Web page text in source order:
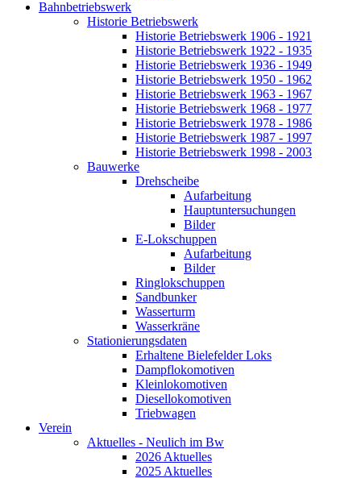
Bahnbetriebswerk
Historie Betriebswerk
Historie Betriebswerk 1906 - 1921
Historie Betriebswerk 1922 - 1935
Historie Betriebswerk 1936 - 1949
Historie Betriebswerk 1950 - 1962
Historie Betriebswerk 1963 - 1967
Historie Betriebswerk 1968 - 1977
Historie Betriebswerk 1978 - 1986
Historie Betriebswerk 1987 - 1997
Historie Betriebswerk 1998 - 2003
Bauwerke
Drehscheibe
Aufarbeitung
Hauptuntersuchungen
Bilder
E-Lokschuppen
Aufarbeitung
Bilder
Ringlokschuppen
Sandbunker
Wasserturm
Wasserkräne
Stationierungsdaten
Erhaltene Bielefelder Loks
Dampflokomotiven
Kleinlokomotiven
Diesellokomotiven
Triebwagen
Verein
Aktuelles - Neulich im Bw
2026 Aktuelles
2025 Aktuelles